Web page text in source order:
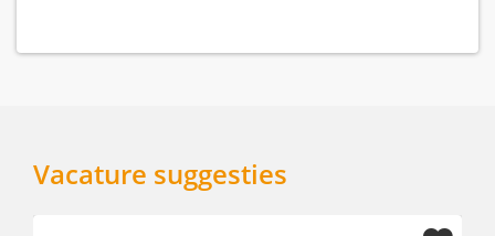
Vacature suggesties